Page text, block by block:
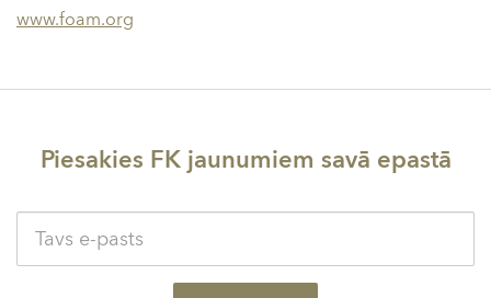
www.foam.org
Piesakies FK jaunumiem savā epastā